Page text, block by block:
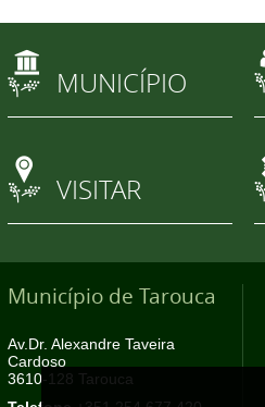
MUNICÍPIO
VISITAR
Município de Tarouca
Av.Dr. Alexandre Taveira
Cardoso
3610-128 Tarouca